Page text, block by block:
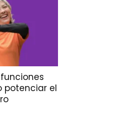
potenciar el